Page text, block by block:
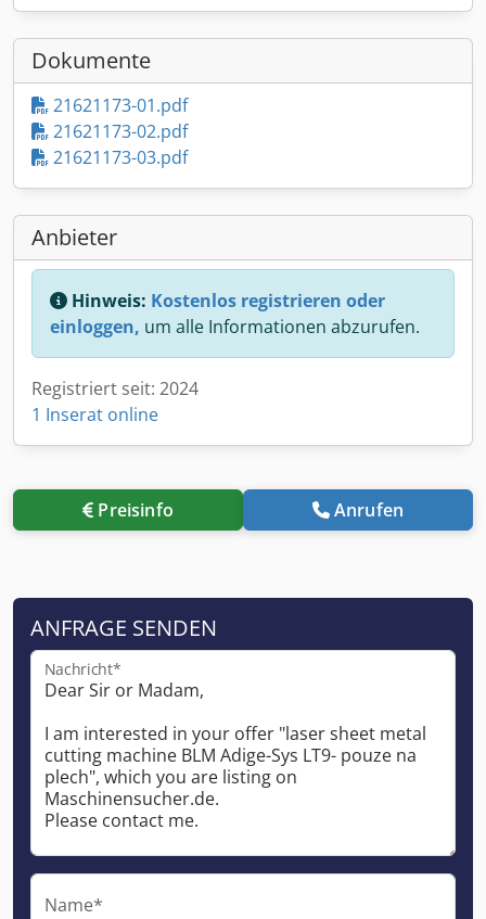
Dokumente
21621173-01.pdf
21621173-02.pdf
21621173-03.pdf
Anbieter
Hinweis: Kostenlos registrieren oder
einloggen, um alle Informationen abzurufen.
Registriert seit: 2024
1 Inserat online
Preisinfo Anrufen
ANFRAGE SENDEN
Nachricht*
Name*